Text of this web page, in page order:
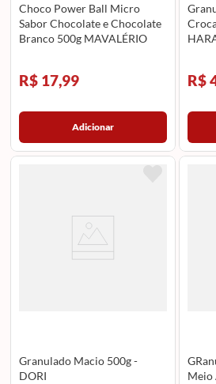
Choco Power Ball Micro
Sabor Chocolate e Chocolate
Branco 500g MAVALÉRIO
R$ 17,99
Adicionar
R$
Granulado Macio 500g -
DORI
Meio